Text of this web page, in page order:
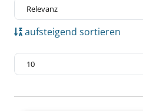
aufsteigend sortieren